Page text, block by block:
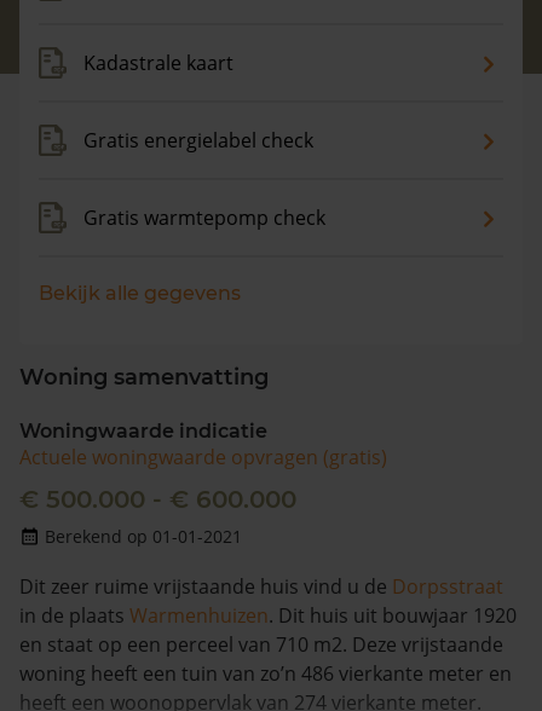
Kadastrale kaart
Gratis energielabel check
Gratis warmtepomp check
Bekijk alle gegevens
Woning samenvatting
Woningwaarde indicatie
Actuele woningwaarde opvragen (gratis)
€ 500.000 - € 600.000
Berekend op 01-01-2021
Dit zeer ruime vrijstaande huis vind u de Dorpsstraat
in de plaats Warmenhuizen. Dit huis uit bouwjaar 1920
en staat op een perceel van 710 m2. Deze vrijstaande
woning heeft een tuin van zo’n 486 vierkante meter en
heeft een woonoppervlak van 274 vierkante meter.